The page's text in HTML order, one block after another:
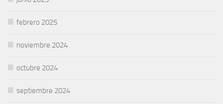
febrero 2025
noviembre 2024
octubre 2024
septiembre 2024